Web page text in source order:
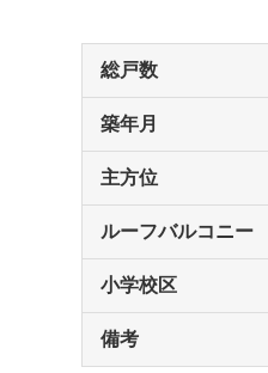
総戸数
築年月
主方位
ルーフバルコニー
小学校区
備考